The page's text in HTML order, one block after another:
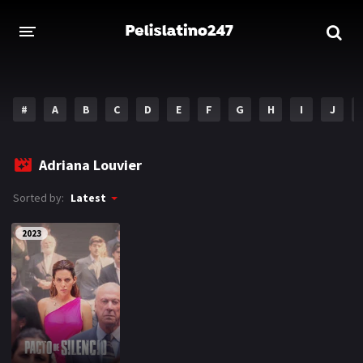
ESTRENOS 2023
Drama
DISNEY
HBO MAX
AMAZON PRIME
# A B C D E F G H I J
Adriana Louvier
Sorted by: Latest
2023